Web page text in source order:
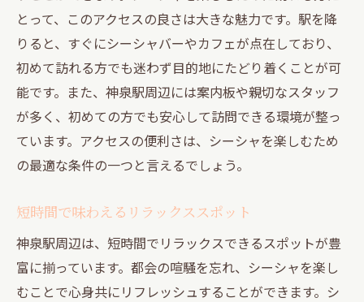
とって、このアクセスの良さは大きな魅力です。駅を降
りると、すぐにシーシャバーやカフェが点在しており、
初めて訪れる方でも迷わず目的地にたどり着くことが可
能です。また、神泉駅周辺には案内板や親切なスタッフ
が多く、初めての方でも安心して訪問できる環境が整っ
ています。アクセスの便利さは、シーシャを楽しむため
の最適な条件の一つと言えるでしょう。
短時間で味わえるリラックススポット
神泉駅周辺は、短時間でリラックスできるスポットが豊
富に揃っています。都会の喧騒を忘れ、シーシャを楽し
むことで心身共にリフレッシュすることができます。シ